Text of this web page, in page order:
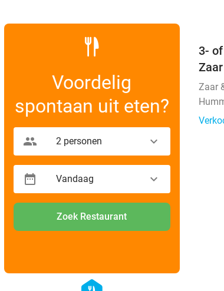
Voordelig
spontaan uit eten?
2 personen
Vandaag
Zoek Restaurant
3-
Zaar
favorite_border